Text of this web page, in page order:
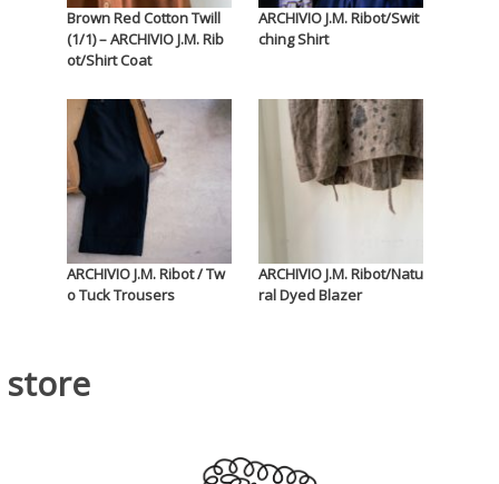
Brown Red Cotton Twill
(1/1) – ARCHIVIO J.M. Rib
ot/Shirt Coat
ARCHIVIO J.M. Ribot/Swit
ching Shirt
ARCHIVIO J.M. Ribot / Tw
o Tuck Trousers
ARCHIVIO J.M. Ribot/Natu
ral Dyed Blazer
store